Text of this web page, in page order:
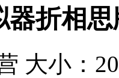
器折相思
大小：